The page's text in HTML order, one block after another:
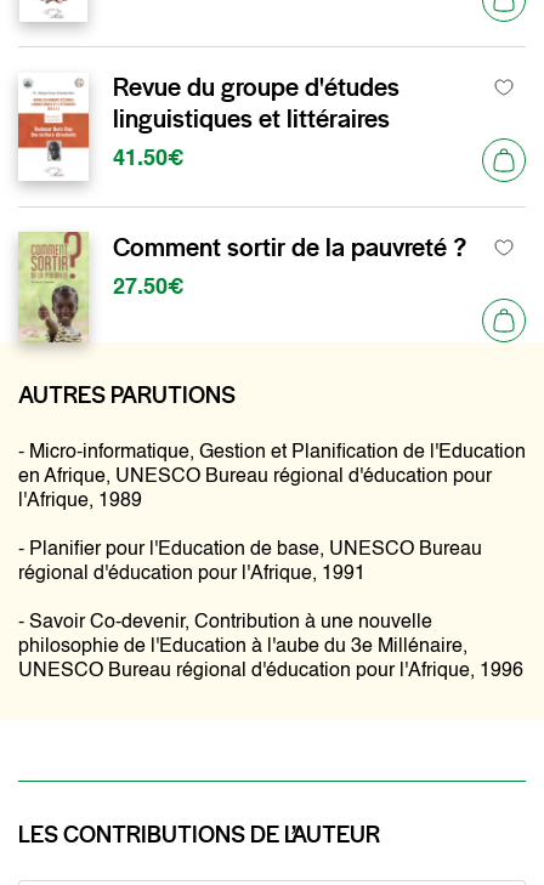
Revue du groupe d'études
linguistiques et littéraires
41.50€
Comment sortir de la pauvreté ?
27.50€
AUTRES PARUTIONS
- Micro-informatique, Gestion et Planification de l'Education
en Afrique, UNESCO Bureau régional d'éducation pour
l'Afrique, 1989
- Planifier pour l'Education de base, UNESCO Bureau
régional d'éducation pour l'Afrique, 1991
- Savoir Co-devenir, Contribution à une nouvelle
philosophie de l'Education à l'aube du 3e Millénaire,
UNESCO Bureau régional d'éducation pour l'Afrique, 1996
LES CONTRIBUTIONS DE L’AUTEUR